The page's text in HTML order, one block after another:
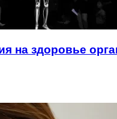
на здоровье